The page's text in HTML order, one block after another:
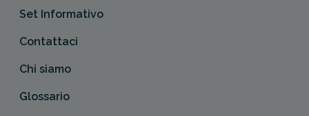
Set Informativo
Contattaci
Chi siamo
Glossario